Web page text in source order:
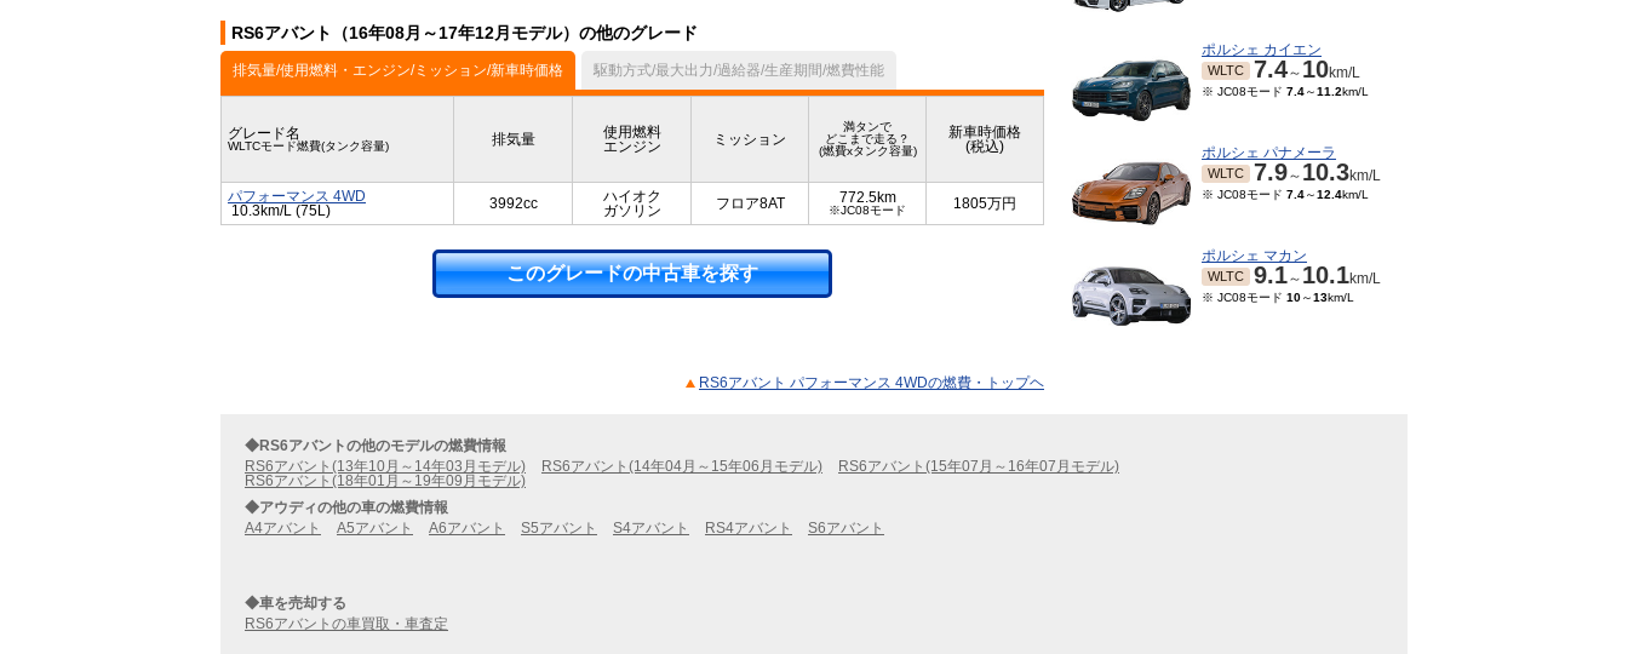
RS6アバント（16年08月～17年12月モデル）の他のグレード
排気量/使用燃料・エンジン/ミッション/新車時価格 駆動方式/最大出力/過給器/生産期間/燃費性能
グレード名
WLTCモード燃費(タンク容量) 排気量
使用燃料
エンジン
ミッション
満タンで
どこまで走る？
(燃費xタンク容量)
新車時価格
(税込)
パフォーマンス 4WD
10.3km/L (75L)
3992cc
ハイオク
ガソリン
フロア8AT 772.5km
※JC08モード 1805万円
このグレードの中古車を探す
RS6アバント パフォーマンス 4WDの燃費・トップヘ
ポルシェ カイエン
WLTC 7.4～ 10km/L
※ JC08モード 7.4～11.2km/L
ポルシェ パナメーラ
WLTC 7.9～ 10.3km/L
※ JC08モード 7.4～12.4km/L
ポルシェ マカン
WLTC 9.1～ 10.1km/L
※ JC08モード 10～13km/L
◆RS6アバントの他のモデルの燃費情報
RS6アバント(13年10月～14年03月モデル)
RS6アバント(14年04月～15年06月モデル)
RS6アバント(15年07月～16年07月モデル)
RS6アバント(18年01月～19年09月モデル)
◆アウディの他の車の燃費情報
A4アバント
A5アバント A6アバント S5アバント S4アバント RS4アバント S6アバント
◆車を売却する
RS6アバントの車買取・車査定